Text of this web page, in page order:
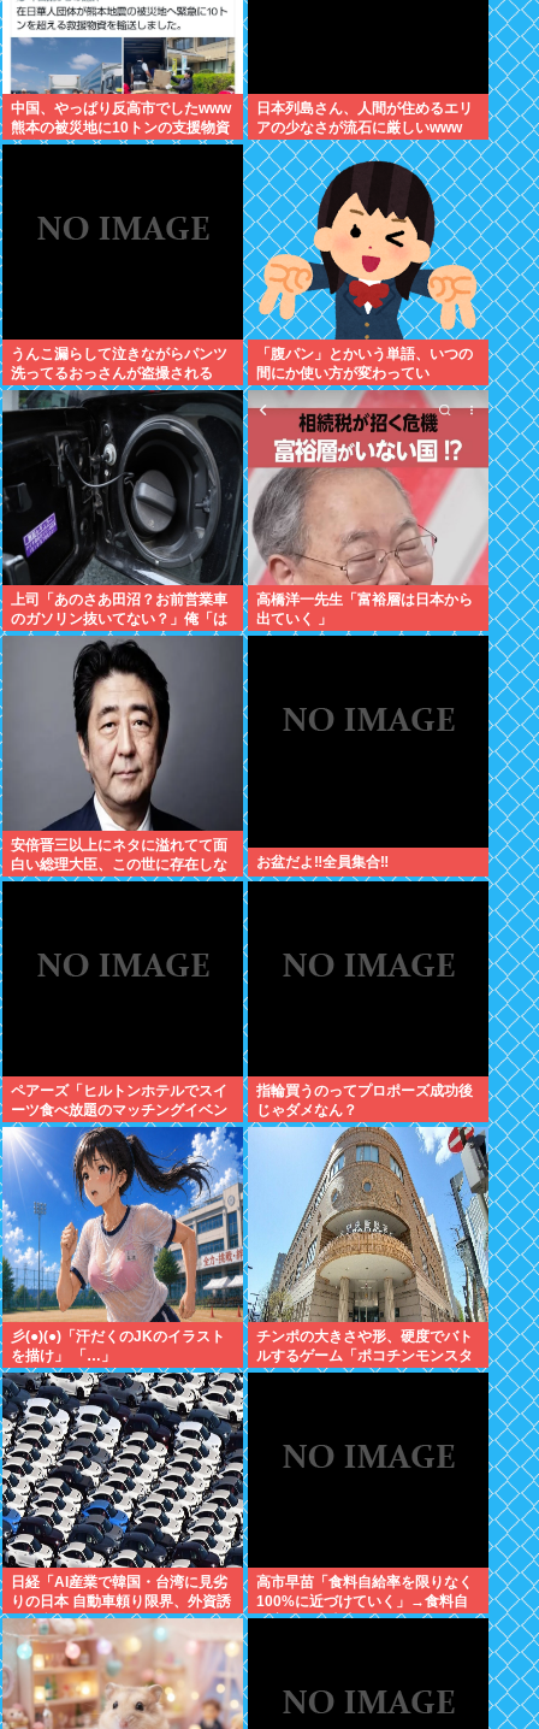
中国、やっぱり反高市でしたwww
熊本の被災地に10トンの支援物資
を輸送…
日本列島さん、人間が住めるエリ
アの少なさが流石に厳しいwww
うんこ漏らして泣きながらパンツ
洗ってるおっさんが盗撮される
「腹パン」とかいう単語、いつの
間にか使い方が変わってい
た・・・・・
上司「あのさあ田沼？お前営業車
のガソリン抜いてない？」俺「は
ぁ？どういうことすか？」上司
「自分の車に入れ替えたりしてな
い？？」⇒結果ｗｗ
高橋洋一先生「富裕層は日本から
出ていく 」
安倍晋三以上にネタに溢れてて面
白い総理大臣、この世に存在しな
い説www
お盆だよ‼全員集合‼
ペアーズ「ヒルトンホテルでスイ
ーツ食べ放題のマッチングイベン
トやるぞ。女2500円男7000円
な」→女だけ埋まるwww
指輪買うのってプロポーズ成功後
じゃダメなん？
彡(●)(●)「汗だくのJKのイラスト
を描け」 「…」
チンポの大きさや形、硬度でバト
ルするゲーム「ポコチンモンスタ
ー」を作ろうと思う
日経「AI産業で韓国・台湾に見劣
りの日本 自動車頼り限界、外資誘
致が必要」どう思う？
高市早苗「食料自給率を限りなく
100%に近づけていく」→食料自
給率が日本史上最低になってしま